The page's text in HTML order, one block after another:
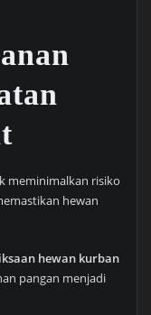
meminimalkan risiko
hewan
hewan kurban
pangan menjadi